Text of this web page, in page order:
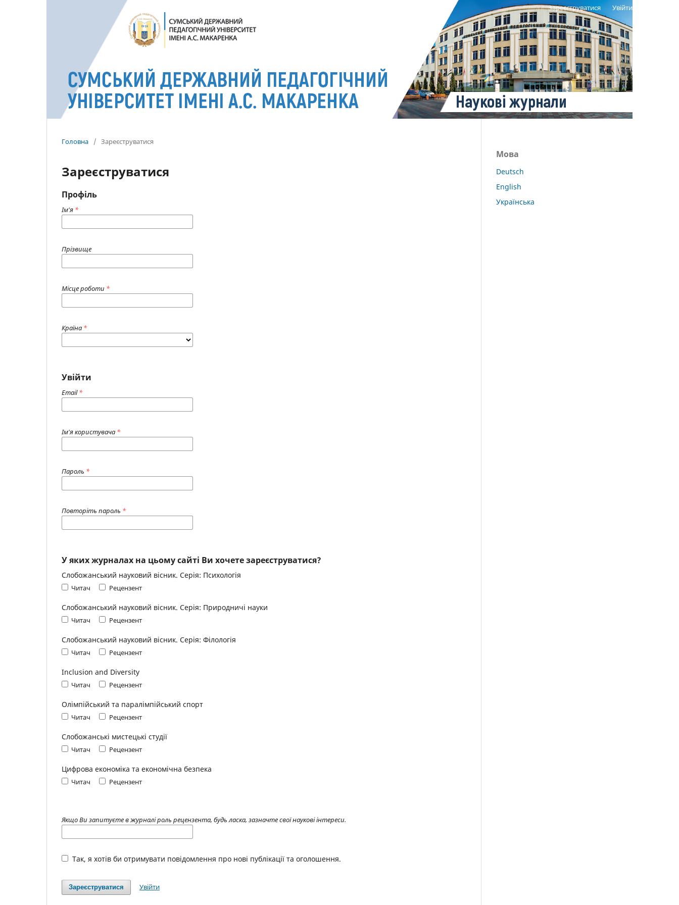
Зареєструватися Увійти
Головна / Зареєструватися
Зареєструватися
Профіль
Ім'я *
Прізвище
Місце роботи *
Країна *
Увійти
Email*
Ім'я користувача *
Пароль *
Повторіть пароль *
У яких журналах на цьому сайті Ви хочете зареєструватися?
Слобожанський науковий вісник. Серія: Психологія
Читач Рецензент
Слобожанський науковий вісник. Серія: Природничі науки
Читач Рецензент
Слобожанський науковий вісник. Серія: Філологія
Читач Рецензент
Inclusion and Diversity
Читач Рецензент
Олімпійський та паралімпійський спорт
Читач Рецензент
Слобожанські мистецькі студії
Читач Рецензент
Цифрова економіка та економічна безпека
Читач Рецензент
Якщо Ви запитуєте в журналі роль рецензента, будь ласка, зазначте свої наукові інтереси.
Так, я хотів би отримувати повідомлення про нові публікації та оголошення.
Зареєструватися Увійти
Мова
Deutsch
English
Українська